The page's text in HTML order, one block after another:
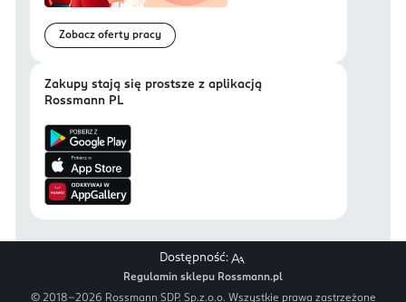
Zobacz oferty pracy
Zakupy stają się prostsze z aplikacją
Rossmann PL
Dostępność:
Regulamin sklepu Rossmann.pl
© 2018-2026 Rossmann SDP. Sp.z.o.o. Wszystkie prawa zastrzeżone